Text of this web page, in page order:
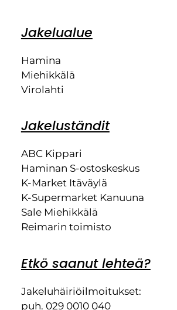
Jakelualue
Hamina
Miehikkälä
Virolahti
Jakeluständit
ABC Kippari
Haminan S-ostoskeskus
K-Market Itäväylä
K-Supermarket Kanuuna
Sale Miehikkälä
Reimarin toimisto
Etkö saanut lehteä?
Jakeluhäiriöilmoitukset:
puh. 029 0010 040